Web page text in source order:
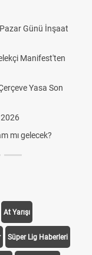
ziyaret var mı?
mı? 2026 |
Yıllık İzin
2026 Aras Kargo
Resmî Maçlardan
At Yarışı
Süper Lig Haberleri